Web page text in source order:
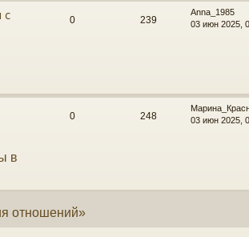
с
0 239
Anna_1985
03 июн 2025,
в
0 248
03 июн 2025,
отношений»